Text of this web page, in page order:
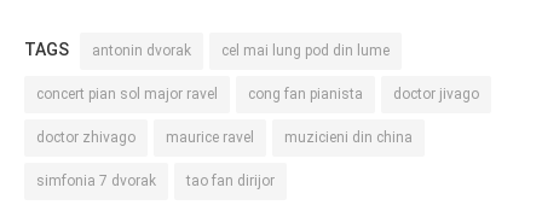
TAGS antonin dvorak cel mai lung pod din lume
concert pian sol major ravel cong fan pianista doctor jivago
doctor zhivago maurice ravel muzicieni din china
simfonia 7 dvorak tao fan dirijor